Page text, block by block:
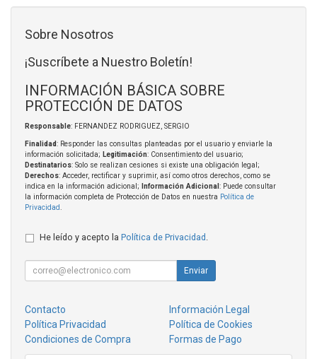
Sobre Nosotros
¡Suscríbete a Nuestro Boletín!
INFORMACIÓN BÁSICA SOBRE
PROTECCIÓN DE DATOS
Responsable: FERNANDEZ RODRIGUEZ, SERGIO
Finalidad: Responder las consultas planteadas por el usuario y enviarle la
información solicitada; Legitimación: Consentimiento del usuario;
Destinatarios: Solo se realizan cesiones si existe una obligación legal;
Derechos: Acceder, rectificar y suprimir, así como otros derechos, como se
indica en la información adicional;
Información Adicional : Puede consultar
la información completa de Protección de Datos en nuestra Política de
Privacidad
He leído y acepto la Política de Privacidad .
Enviar
Contacto
Información Legal
Política Privacidad
Política de Cookies
Condiciones de Compra
Formas de Pago